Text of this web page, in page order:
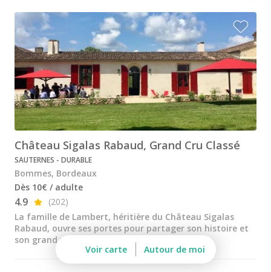
Château de Pressac
Château de Sales
Château du Taillan
Château Ferrière
Château Fombrauge
Château Guadet
Château Haut Bailly
Château Kirwan
Château Lafaurie Peyraguey
Château Lagrange
Château Latour Martillac
Château Sigalas Rabaud, Grand Cru Classé
SAUTERNES - DURABLE
Bommes, Bordeaux
Dès 10€ / adulte
4.9
(202)
La famille de Lambert, héritière du Château Sigalas
Rabaud, ouvre ses portes pour partager son histoire et
son grand vin aux visiteurs
Voir carte
Autour de moi